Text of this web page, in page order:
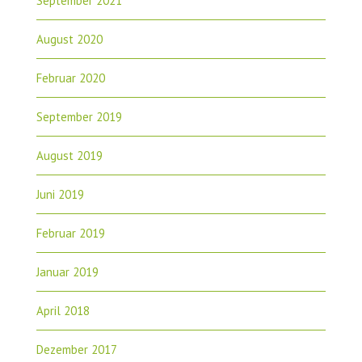
August 2020
Februar 2020
September 2019
August 2019
Juni 2019
Februar 2019
Januar 2019
April 2018
Dezember 2017